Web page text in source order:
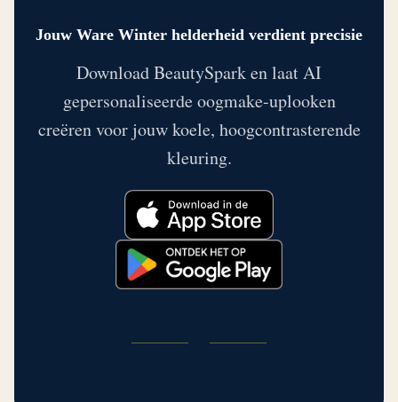
Jouw Ware Winter helderheid verdient precisie
Download BeautySpark en laat AI
gepersonaliseerde oogmake-uplooken
creëren voor jouw koele, hoogcontrasterende
kleuring.